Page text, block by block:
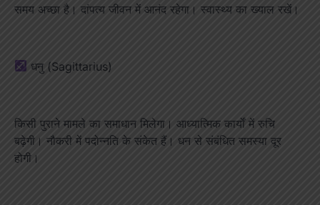
समय अच्छा है। दांपत्य जीवन में आनंद रहेगा। स्वास्थ्य का ख्याल रखें।
धनु (Sagittarius)
किसी पुराने मामले का समाधान मिलेगा। आध्यात्मिक कार्यों में रुचि
बढ़ेगी। नौकरी में पदोन्नति के संकेत हैं। धन से संबंधित समस्या दूर
होगी।